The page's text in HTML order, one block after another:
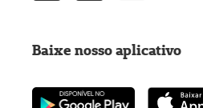
Baixe nosso aplicativo